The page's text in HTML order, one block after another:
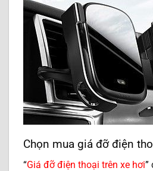
Chọn mua giá đỡ điện
“Giá đỡ điện thoại trên xe hơi”